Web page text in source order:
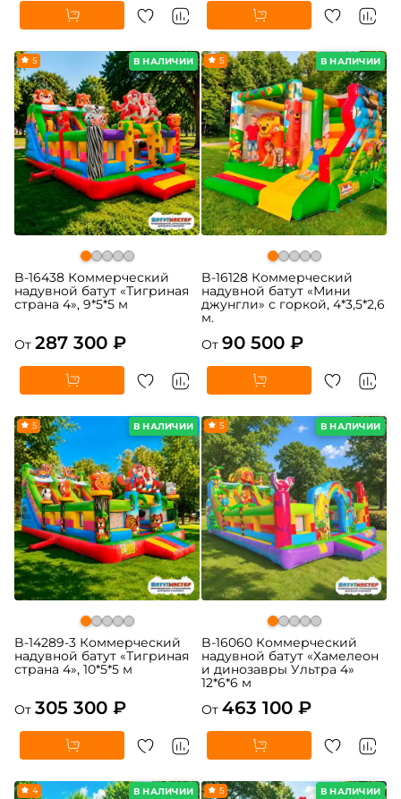
В НАЛИЧИИ
5
B-16438 Коммерческий
надувной батут «Тигриная
страна 4», 9*5*5 м
От 287 300 ₽
В НАЛИЧИИ
5
B-16128 Коммерческий
надувной батут «Мини
джунгли» с горкой, 4*3,5*2,6
м.
От 90 500 ₽
В НАЛИЧИИ
5
B-14289-3 Коммерческий
надувной батут «Тигриная
страна 4», 10*5*5 м
От 305 300 ₽
В НАЛИЧИИ
5
B-16060 Коммерческий
надувной батут «Хамелеон
и динозавры Ультра 4»
12*6*6 м
От 463 100 ₽
В НАЛИЧИИ
4 В НАЛИЧИИ
5